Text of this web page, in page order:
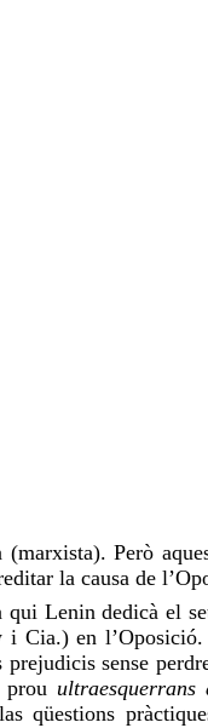
Però
la causa de
qui Lenin dedicà el
Cia.) en l’Oposició.
sense
prou ultraesquerrans
qüestions